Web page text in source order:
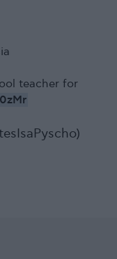
teacher for